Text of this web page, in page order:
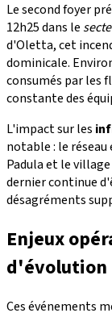
Le second foyer
12h25 dans le
d'Oletta, cet
dominicale.
consumés par les
constante des
L'impact sur les
notable : le
Padula et le
dernier continue
désagréments
Enjeux
d'évolution
Ces événements